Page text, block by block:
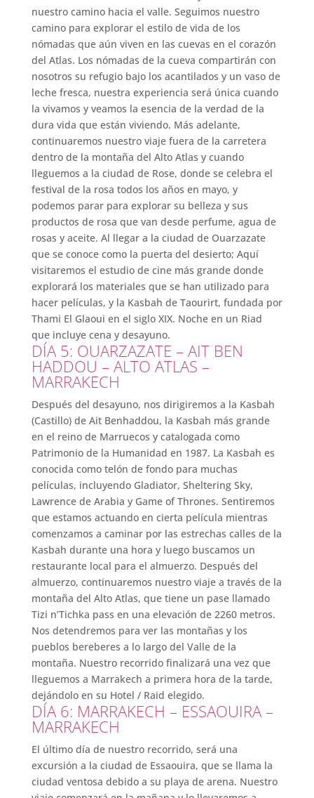
nuestro camino hacia el valle. Seguimos nuestro
camino para explorar el estilo de vida de los
nómadas que aún viven en las cuevas en el corazón
del Atlas. Los nómadas de la cueva compartirán con
nosotros su refugio bajo los acantilados y un vaso de
leche fresca, nuestra experiencia será única cuando
la vivamos y veamos la esencia de la verdad de la
dura vida que están viviendo. Más adelante,
continuaremos nuestro viaje fuera de la carretera
dentro de la montaña del Alto Atlas y cuando
lleguemos a la ciudad de Rose, donde se celebra el
festival de la rosa todos los años en mayo, y
podemos parar para explorar su belleza y sus
productos de rosa que van desde perfume, agua de
rosas y aceite. Al llegar a la ciudad de Ouarzazate
que se conoce como la puerta del desierto; Aquí
visitaremos el estudio de cine más grande donde
explorará los materiales que se han utilizado para
hacer películas, y la Kasbah de Taourirt, fundada por
Thami El Glaoui en el siglo XIX. Noche en un Riad
que incluye cena y desayuno.
DÍA 5: OUARZAZATE – AIT BEN
HADDOU – ALTO ATLAS –
MARRAKECH
Después del desayuno, nos dirigiremos a la Kasbah
(Castillo) de Ait Benhaddou, la Kasbah más grande
en el reino de Marruecos y catalogada como
Patrimonio de la Humanidad en 1987. La Kasbah es
conocida como telón de fondo para muchas
películas, incluyendo Gladiator, Sheltering Sky,
Lawrence de Arabia y Game of Thrones. Sentiremos
que estamos actuando en cierta película mientras
comenzamos a caminar por las estrechas calles de la
Kasbah durante una hora y luego buscamos un
restaurante local para el almuerzo. Después del
almuerzo, continuaremos nuestro viaje a través de la
montaña del Alto Atlas, que tiene un pase llamado
Tizi n’Tichka pass en una elevación de 2260 metros.
Nos detendremos para ver las montañas y los
pueblos bereberes a lo largo del Valle de la
montaña. Nuestro recorrido finalizará una vez que
lleguemos a Marrakech a primera hora de la tarde,
dejándolo en su Hotel / Raid elegido.
DÍA 6: MARRAKECH – ESSAOUIRA –
MARRAKECH
El último día de nuestro recorrido, será una
excursión a la ciudad de Essaouira, que se llama la
ciudad ventosa debido a su playa de arena. Nuestro